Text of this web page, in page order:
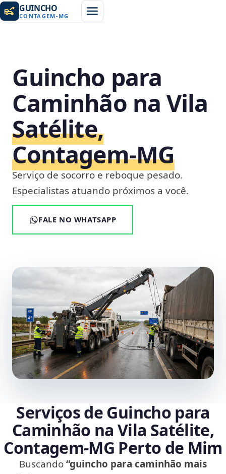
GUINCHO
CONTAGEM-MG
Guincho para
Caminhão na Vila
Satélite,
Contagem‑MG
Serviço de socorro e reboque pesado.
Especialistas atuando próximos a você.
FALE NO WHATSAPP
Serviços de Guincho para
Caminhão na Vila Satélite,
Contagem‑MG Perto de Mim
Buscando“guincho para caminhão mais